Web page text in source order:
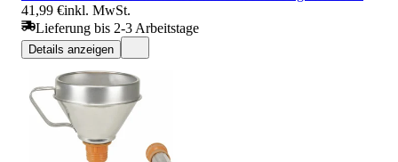
41,99 €inkl. MwSt.
Lieferung bis 2-3 Arbeitstage
Details anzeigen